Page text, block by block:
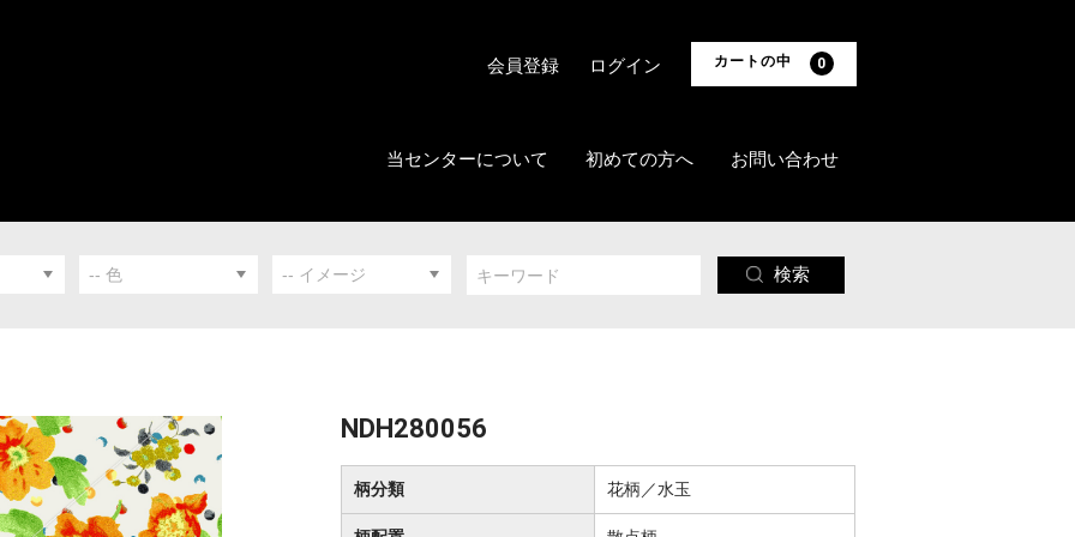
当センターについて 初めての方へ お問い合わせ
カートの中 0
会員登録 ログイン
検索
NDH280056
柄分類 花柄／水玉